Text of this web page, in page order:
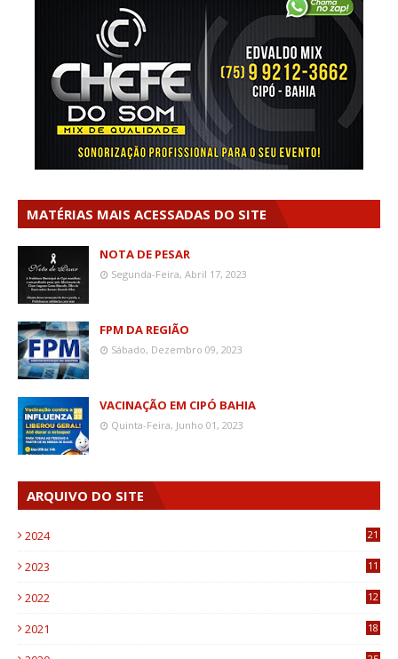
MATÉRIAS MAIS ACESSADAS DO SITE
NOTA DE PESAR
Segunda-Feira, Abril 17, 2023
FPM DA REGIÃO
Sábado, Dezembro 09, 2023
VACINAÇÃO EM CIPÓ BAHIA
Quinta-Feira, Junho 01, 2023
ARQUIVO DO SITE
2024 21
2023
11
2022
12
2021
18